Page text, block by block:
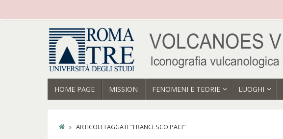
ALHOME PAGE MISSION FENOMENI E TEORIE LUOGHI
HOMEARTICOLI TAGGATI "FRANCESCO PACI"